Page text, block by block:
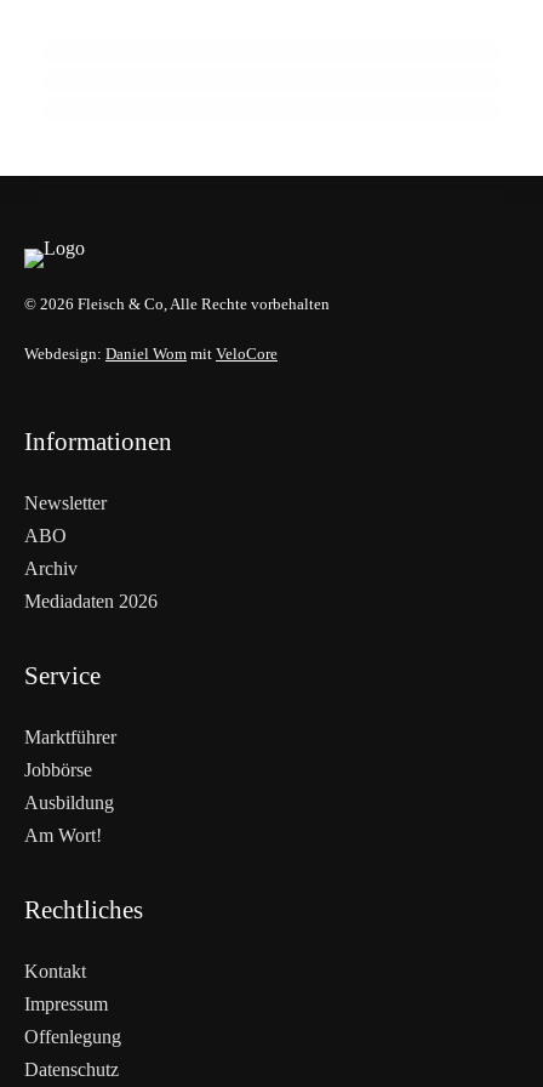
WEITERLESEN
Nicht verpassen
© 2026 Fleisch & Co, Alle Rechte vorbehalten
Webdesign: Daniel Wom mit VeloCore
Informationen
Newsletter
ABO
Archiv
Mediadaten 2026
Service
Marktführer
Jobbörse
Ausbildung
Am Wort!
Rechtliches
Kontakt
Impressum
Offenlegung
Datenschutz